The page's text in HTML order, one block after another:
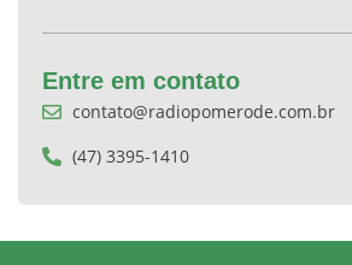
Entre em contato
contato@radiopomerode.com.br
(47) 3395-1410